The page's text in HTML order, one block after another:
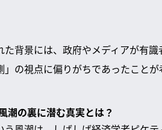
背景には、政府やメディアが有
の視点に偏りがちであったこと
潮の裏に潜む真実とは？